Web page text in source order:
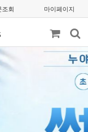
조회 마이페이지